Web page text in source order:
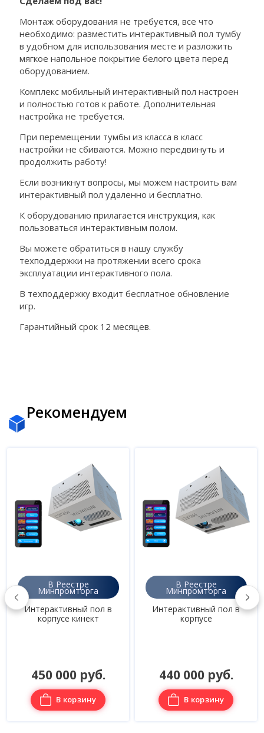
Монтаж оборудования не требуется, все что
необходимо: разместить интерактивный пол тумбу
в удобном для использования месте и разложить
мягкое напольное покрытие белого цвета перед
оборудованием.
Комплекс мобильный интерактивный пол настроен
и полностью готов к работе. Дополнительная
настройка не требуется.
При перемещении тумбы из класса в класс
настройки не сбиваются. Можно передвинуть и
продолжить работу!
Если возникнут вопросы, мы можем настроить вам
интерактивный пол удаленно и бесплатно.
К оборудованию прилагается инструкция, как
пользоваться интерактивным полом.
Вы можете обратиться в нашу службу
техподдержки на протяжении всего срока
эксплуатации интерактивного пола.
В техподдержку входит бесплатное обновление
игр.
Гарантийный срок 12 месяцев.
Рекомендуем
В Реестре
Минпромторга
Интерактивный пол в
корпусе
440 000 руб.
В корзину
В Реестре
Минпромторга
Интерактивный пол
корпуса
380 000 руб.
В корзину